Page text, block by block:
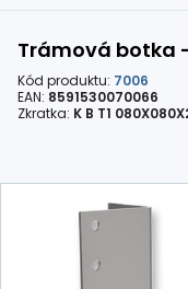
Trámová botka
Kód produktu: 7006
EAN: 8591530070066
Zkratka: K B T1